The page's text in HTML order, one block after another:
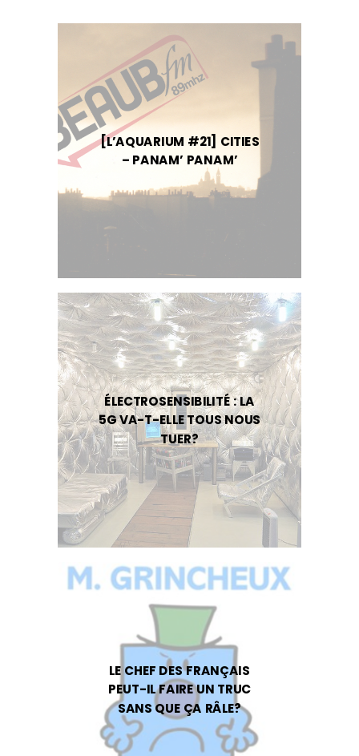
[L’AQUARIUM #21] CITIES
– PANAM’ PANAM’
ÉLECTROSENSIBILITÉ : LA
5G VA-T-ELLE TOUS NOUS
TUER?
LE CHEF DES FRANÇAIS
PEUT-IL FAIRE UN TRUC
SANS QUE ÇA RÂLE?